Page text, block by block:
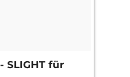
SLIGHT für